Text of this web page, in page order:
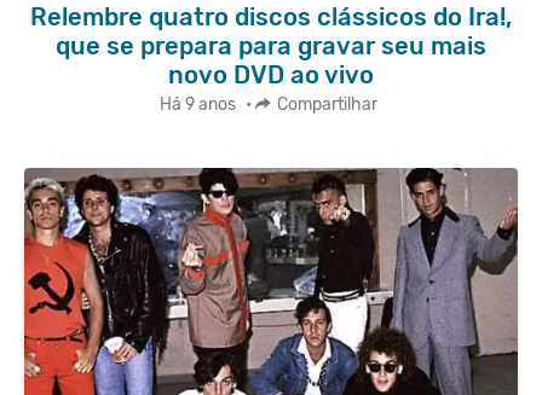
Relembre quatro discos clássicos do Ira!,
que se prepara para gravar seu mais
novo DVD ao vivo
Há 9 anos • Compartilhar